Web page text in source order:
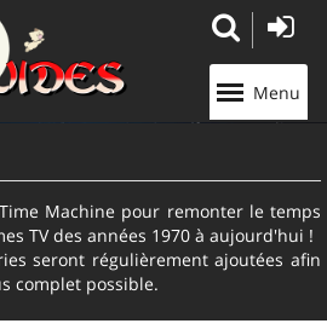
Menu
Machine pour remonter le temps
TV des années 1970 à aujourd'hui !
seront régulièrement ajoutées afin
complet possible.